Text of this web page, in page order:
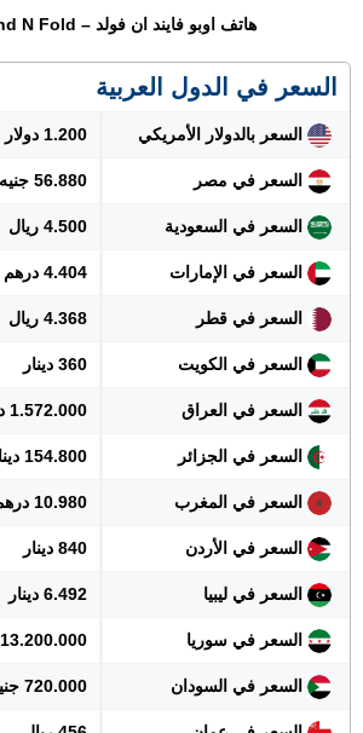
هاتف اوبو فايند ان فولد – Oppo Find N Fold
السعر في الدول العربية
السعر بالدولار الأمريكي 1.200 دولار
السعر في مصر 56.880 جنيه
السعر في السعودية 4.500 ريال
السعر في الإمارات 4.404 درهم
السعر في قطر 4.368 ريال
السعر في الكويت 360 دينار
السعر في العراق 1.572.000 دينار
السعر في الجزائر 154.800 دينار
السعر في المغرب 10.980 درهم
السعر في الأردن 840 دينار
السعر في ليبيا 6.492 دينار
السعر في سوريا 13.200.000 ليرة
السعر في السودان 720.000 جنيه